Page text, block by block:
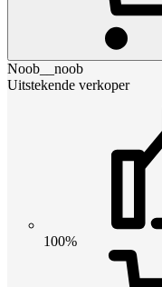
Noob__noob
Uitstekende verkoper
100%